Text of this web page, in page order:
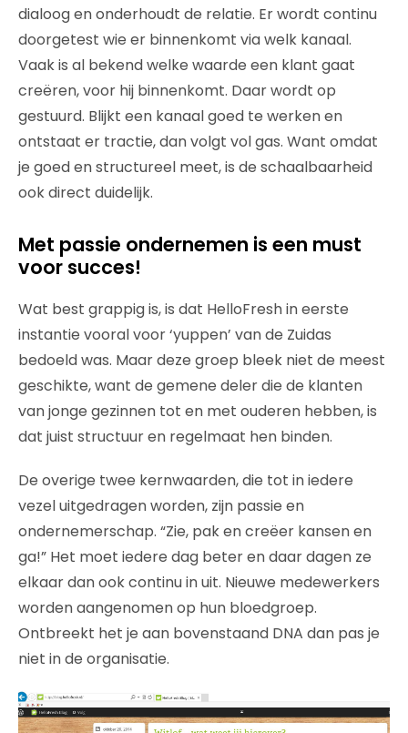
dialoog en onderhoudt de relatie. Er wordt continu
doorgetest wie er binnenkomt via welk kanaal.
Vaak is al bekend welke waarde een klant gaat
creëren, voor hij binnenkomt. Daar wordt op
gestuurd. Blijkt een kanaal goed te werken en
ontstaat er tractie, dan volgt vol gas. Want omdat
je goed en structureel meet, is de schaalbaarheid
ook direct duidelijk.
Met passie ondernemen is een must
voor succes!
Wat best grappig is, is dat HelloFresh in eerste
instantie vooral voor ‘yuppen’ van de Zuidas
bedoeld was. Maar deze groep bleek niet de meest
geschikte, want de gemene deler die de klanten
van jonge gezinnen tot en met ouderen hebben, is
dat juist structuur en regelmaat hen binden.
De overige twee kernwaarden, die tot in iedere
vezel uitgedragen worden, zijn passie en
ondernemerschap. “Zie, pak en creëer kansen en
ga!” Het moet iedere dag beter en daar dagen ze
elkaar dan ook continu in uit. Nieuwe medewerkers
worden aangenomen op hun bloedgroep.
Ontbreekt het je aan bovenstaand DNA dan pas je
niet in de organisatie.